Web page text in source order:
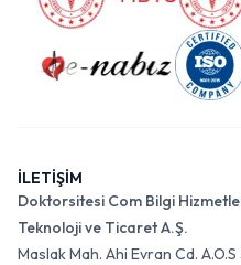
İLETİŞİM
Doktorsitesi Com Bilgi
Teknoloji ve Ticaret A.Ş.
Maslak Mah. Ahi Evran Cd.